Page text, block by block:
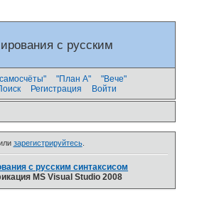
с русским
"План А"
"Вече"
Регистрация Войти
зарегистрируйтесь.
с русским синтаксисом
MS Visual Studio 2008